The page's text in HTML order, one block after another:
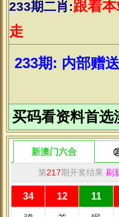
育儿 男人
美容
把家庭影院、健
居可能
时间：2019-10-20 13:28 | 栏目
在香港有一对年轻夫妻
以及三只猫塞进他们28平米